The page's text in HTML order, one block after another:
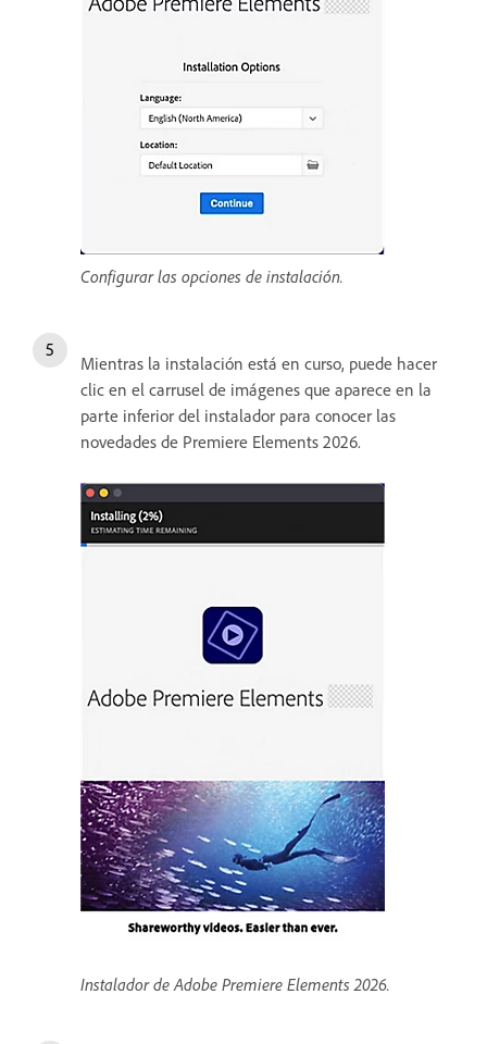
Configurar las opciones de instalación.
Mientras la instalación está en curso, puede hacer
clic en el carrusel de imágenes que aparece en la
parte inferior del instalador para conocer las
novedades de Premiere Elements 2026.
Instalador de Adobe Premiere Elements 2026.